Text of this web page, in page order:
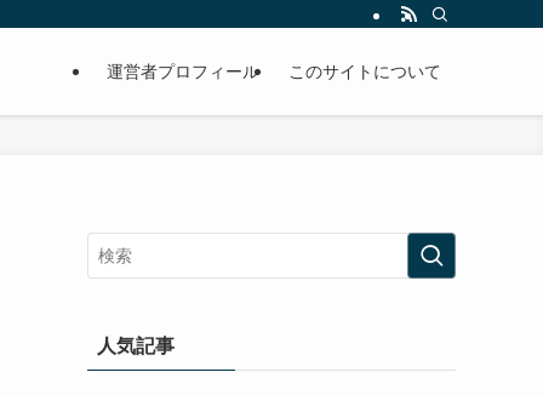
運営者プロフィール このサイトについて
人気記事